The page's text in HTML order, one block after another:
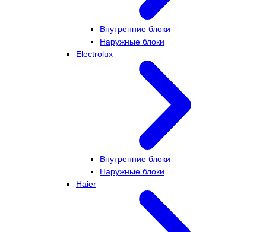
Внутренние блоки
Наружные блоки
Electrolux
Внутренние блоки
Наружные блоки
Haier